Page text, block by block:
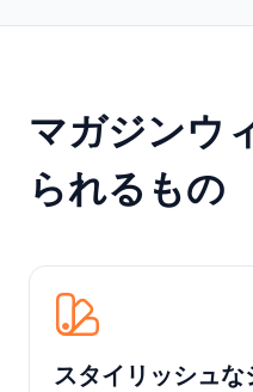
マガジンウ
られるもの
スタイリッシュな